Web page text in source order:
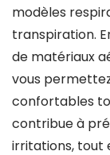
modèles
transpiration.
de matériaux
vous
confortables
contribue à
irritations, tout